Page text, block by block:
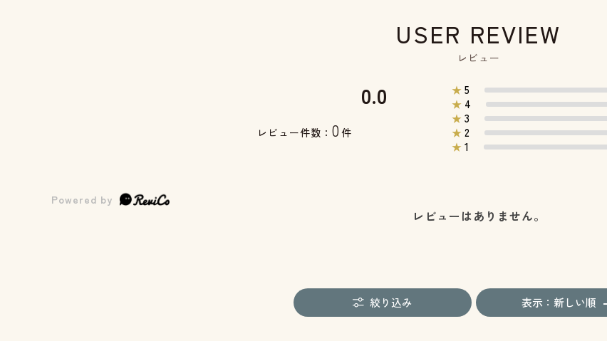
USER REVIEW
レビュー
0.0
レビュー件数： 0 件
★ 5
★ 4
★ 3
★ 2
★ 1
レビューはありません。
絞り込み 表示：新しい順